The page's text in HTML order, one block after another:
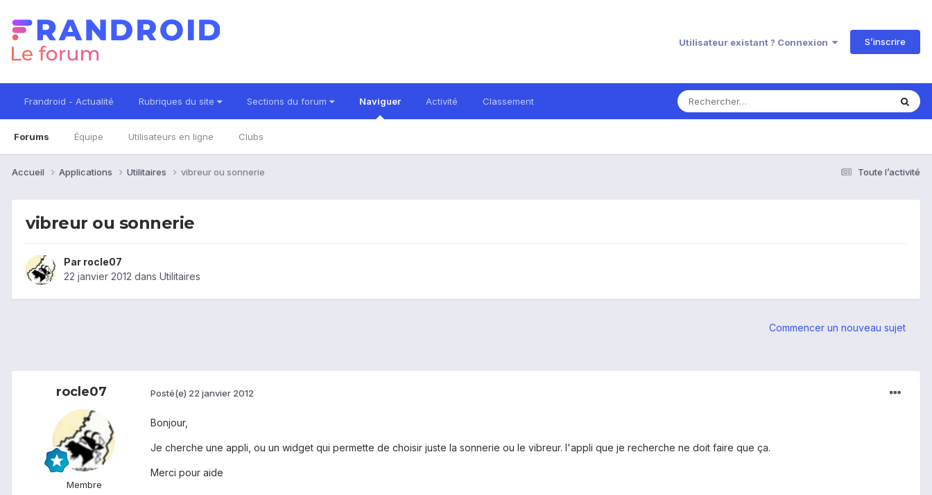
Utilisateur existant ? Connexion S’inscrire
Frandroid - Actualité Rubriques du site Sections du forum Naviguer
Forums Équipe Utilisateurs en ligne Clubs
Activité Classement
Toute l’activité
Accueil Applications Utilitaires vibreur ou sonnerie
vibreur ou sonnerie
Par rocle07
22 janvier 2012 dans Utilitaires
Commencer un nouveau sujet
rocle07
Membre
Posté(e) 22 janvier 2012
Bonjour,
Je cherche une appli, ou un widget qui permette de choisir juste la sonnerie ou le vibreur. l'appli que je recherche ne doit faire que ça.
Merci pour aide